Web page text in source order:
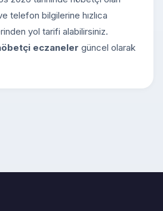
telefon bilgilerine hızlıca
yol tarifi alabilirsiniz.
eczaneler güncel olarak